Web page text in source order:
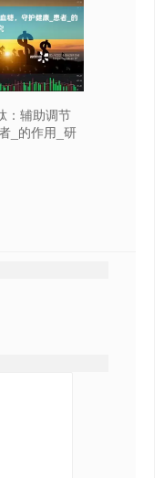
：辅助调节
_的作用_研